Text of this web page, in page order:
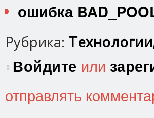
ошибка
Рубрика:
Войдите или
отправлять